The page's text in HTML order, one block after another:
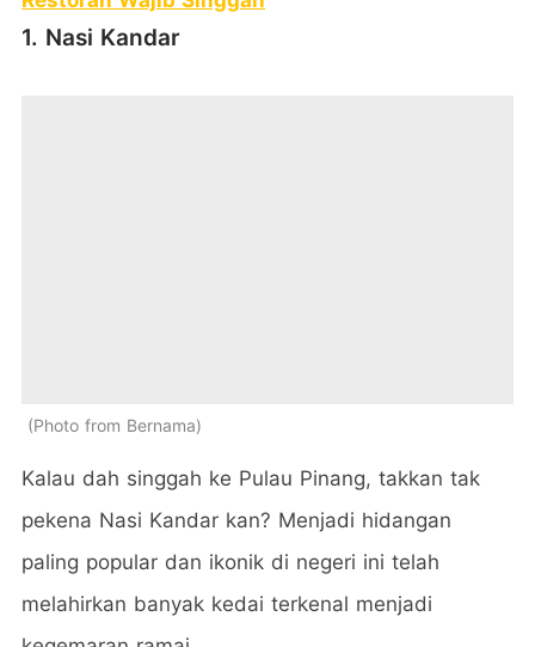
1. Nasi Kandar
Photo from Bernama
Kalau dah singgah ke Pulau Pinang, takkan tak
pekena Nasi Kandar kan? Menjadi hidangan
paling popular dan ikonik di negeri ini telah
melahirkan banyak kedai terkenal menjadi